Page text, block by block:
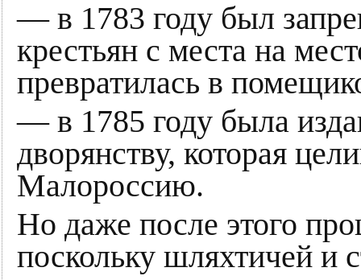
— в 1783 году был
крестьян с места на
превратилась в
— в 1785 году была
дворянству, которая
Малороссию.
Но даже после этого
поскольку шляхтичей